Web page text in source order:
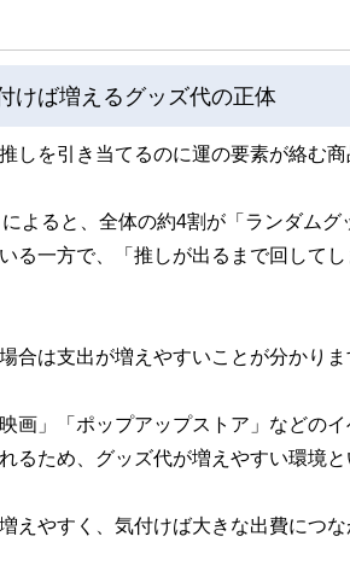
ば増えるグッズ代の正体
を引き当てるのに運の要素が絡む商
よると、全体の約4割が「ランダムグ
る一方で、「推しが出るまで回して
合は支出が増えやすいことが分かりま
画」「ポップアップストア」などの
ため、グッズ代が増えやすい環境と
えやすく、気付けば大きな出費につ